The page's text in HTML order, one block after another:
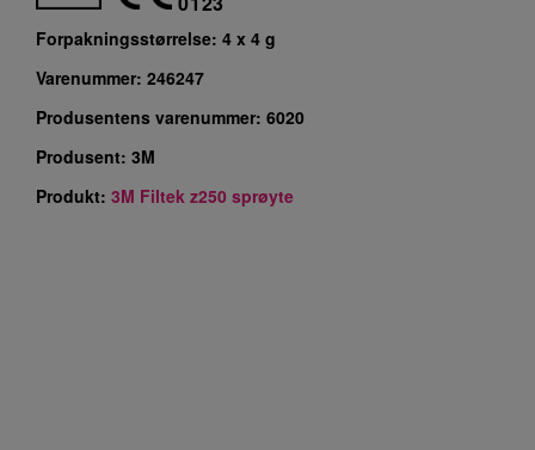
Forpakningsstørrelse: 4 x 4 g
Varenummer: 246247
Produsentens varenummer: 6020
Produsent: 3M
Produkt: 3M Filtek z250 sprøyte